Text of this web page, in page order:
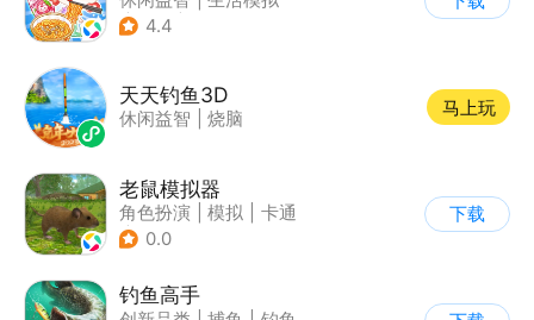
| 美食
4.4
天天钓鱼3D
休闲益智 烧脑
马上玩
老鼠模拟器
角色扮演 模拟
卡通
| 62游戏
0.0
下载
钓鱼高手